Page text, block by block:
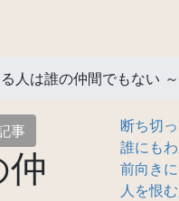
人は誰の仲間でもない
事
断ち切
誰にも
前向き
人を恨